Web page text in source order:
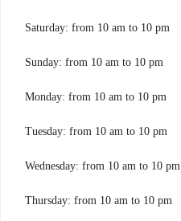
Saturday: from 10 am to 10 pm
Sunday: from 10 am to 10 pm
Monday: from 10 am to 10 pm
Tuesday: from 10 am to 10 pm
Wednesday: from 10 am to 10 pm
Thursday: from 10 am to 10 pm